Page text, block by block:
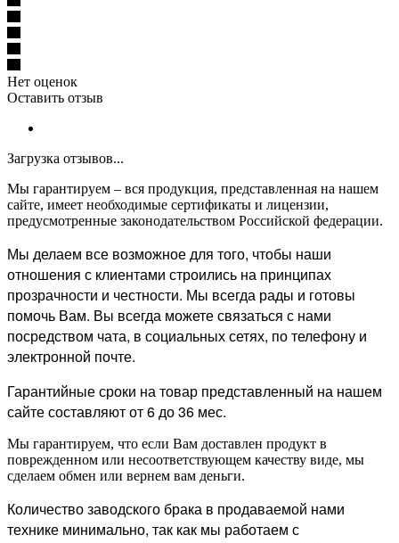
Нет оценок
Оставить отзыв
Загрузка отзывов...
Мы гарантируем – вся продукция, представленная на нашем
сайте, имеет необходимые сертификаты и лицензии,
предусмотренные законодательством Российской федерации.
Мы делаем все возможное для того, чтобы наши
отношения с клиентами строились на принципах
прозрачности и честности. Мы всегда рады и готовы
помочь Вам. Вы всегда можете связаться с нами
посредством чата, в социальных сетях, по телефону и
электронной почте.
Гарантийные сроки на товар представленный на нашем
сайте составляют от 6 до 36 мес.
Мы гарантируем, что если Вам доставлен продукт в
поврежденном или несоответствующем качеству виде, мы
сделаем обмен или вернем вам деньги.
Количество заводского брака в продаваемой нами
технике минимально, так как мы работаем с